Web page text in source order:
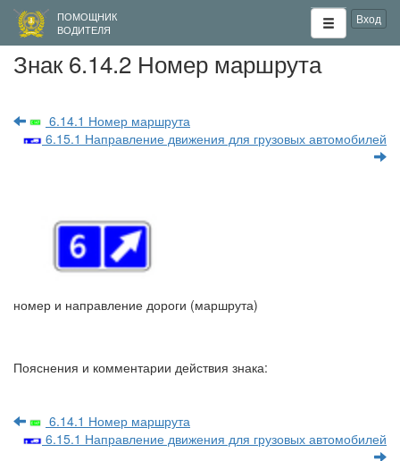
ПОМОЩНИК
ВОДИТЕЛЯ
Вход
Знак 6.14.2 Номер маршрута
6.14.1 Номер маршрута
6.15.1 Направление движения для грузовых автомобилей
номер и направление дороги (маршрута)
Пояснения и комментарии действия знака:
6.14.1 Номер маршрута
6.15.1 Направление движения для грузовых автомобилей